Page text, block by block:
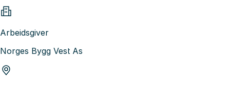
Arbeidsgiver
Norges Bygg Vest As